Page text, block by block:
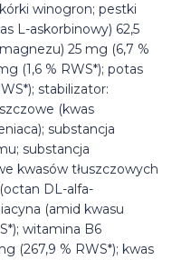
winogron; pestki
L-askorbinowy) 62,5
25 mg (6,7 %
(1,6 % RWS*); potas
stabilizator:
(kwas
substancja
substancja
kwasów tłuszczowych
DL-alfa-
(amid kwasu
witamina B6
(267,9 % RWS*); kwas